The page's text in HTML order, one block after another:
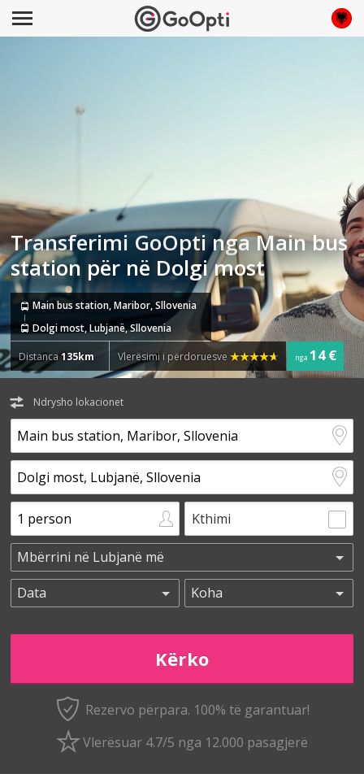
Transferimi GoOpti nga Main bus
station për në Dolgi most
Main bus station, Maribor, Sllovenia
Dolgi most, Lubjanë, Sllovenia
Distanca135km Vlerësimi i përdoruesve nga 14 €
Ndrysho lokacionet
Kthimi
Rezervo përpara. 100% të garantuar!
Vlerësuar 4.7/5 nga 12.000 pasagjerë